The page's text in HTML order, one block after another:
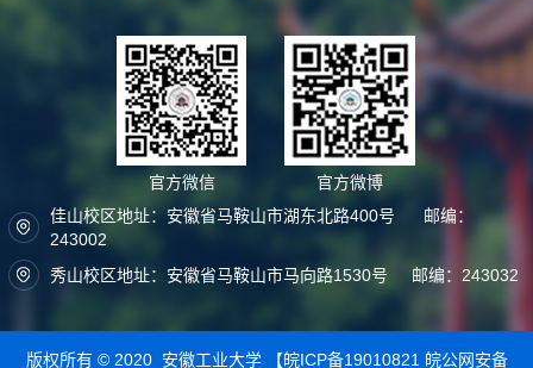
官方微信
官方微博
佳山校区地址：安徽省马鞍山市湖东北路400号 邮编：
243002
秀山校区地址：安徽省马鞍山市马向路1530号 邮编：243032
版权所有 © 2020 安徽工业大学 【皖ICP备19010821 皖公网安备